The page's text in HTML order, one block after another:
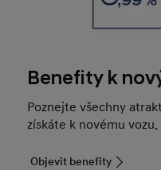
Benefity k
Poznejte všechny
získáte k novému vozu.
Objevit benefity